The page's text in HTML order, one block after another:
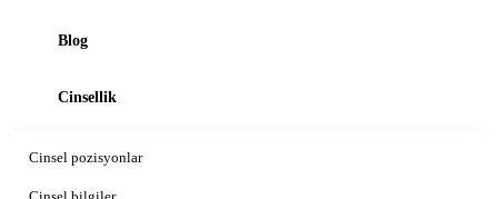
Blog
Cinsellik
Cinsel pozisyonlar